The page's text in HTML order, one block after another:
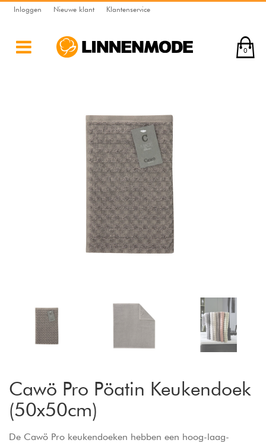
Inloggen Nieuwe klant Klantenservice
0
Cawö Pro Pöatin Keukendoek
(50x50cm)
De Cawö Pro keukendoeken hebben een hoog-laag-